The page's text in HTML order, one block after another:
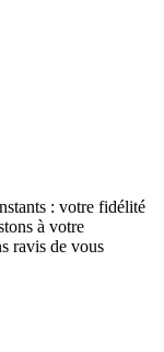
: votre fidélité
à votre
ravis de vous